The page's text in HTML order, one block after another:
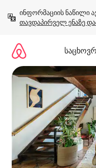
გადასვლა
თავდაპირველ ენაზე